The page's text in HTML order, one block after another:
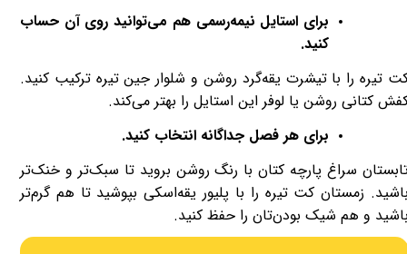
برای استایل نیمه‌رسمی هم می‌توانید روی آن حساب
کنید.
تیره را با تیشرت یقه‌گرد روشن و شلوار جین تیره ترکیب کنید.
کتانی روشن یا لوفر این استایل را بهتر می‌کند.
برای هر فصل جداگانه انتخاب کنید.
سراغ پارچه کتان با رنگ روشن بروید تا سبک‌تر و خنک‌تر
زمستان کت تیره را با پلیور یقه‌اسکی بپوشید تا هم گرم‌تر
و هم شیک‌ بودن‌تان را حفظ کنید.